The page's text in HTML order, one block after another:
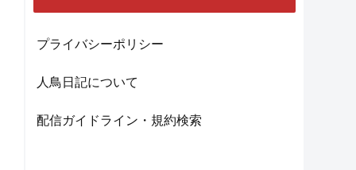
プライバシーポリシー
人鳥日記について
配信ガイドライン・規約検索